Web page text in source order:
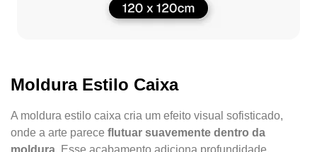
Moldura Estilo Caixa
A moldura estilo caixa cria um efeito visual sofisticado,
onde a arte parece flutuar suavemente dentro da
moldura. Esse acabamento adiciona profundidade,